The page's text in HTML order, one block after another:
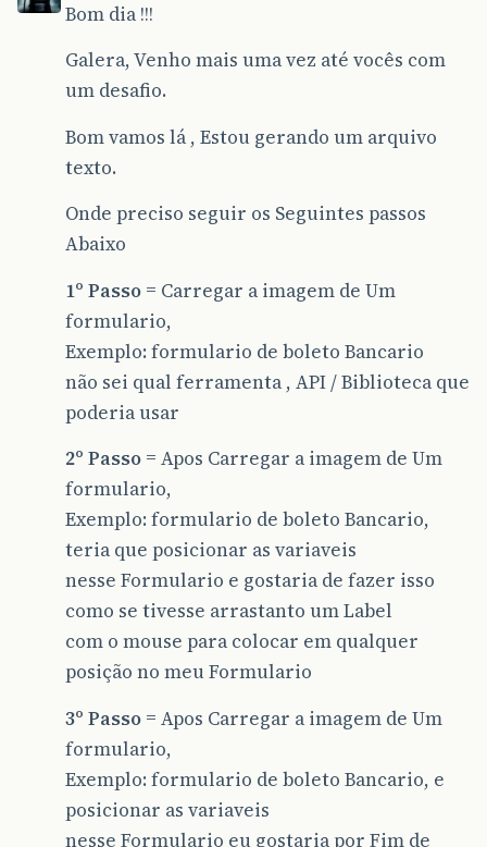
Bom dia !!!
Galera, Venho mais uma vez até vocês com
um desafio.
Bom vamos lá , Estou gerando um arquivo
texto.
Onde preciso seguir os Seguintes passos
Abaixo
1º Passo = Carregar a imagem de Um
formulario,
Exemplo: formulario de boleto Bancario
não sei qual ferramenta , API / Biblioteca que
poderia usar
2º Passo = Apos Carregar a imagem de Um
formulario,
Exemplo: formulario de boleto Bancario,
teria que posicionar as variaveis
nesse Formulario e gostaria de fazer isso
como se tivesse arrastanto um Label
com o mouse para colocar em qualquer
posição no meu Formulario
3º Passo = Apos Carregar a imagem de Um
formulario,
Exemplo: formulario de boleto Bancario, e
posicionar as variaveis
nesse Formulario eu gostaria por Fim de